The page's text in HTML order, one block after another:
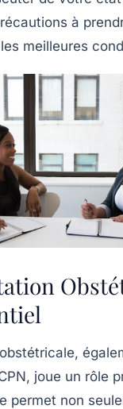
à
meilleures
,
, joue un rôle
permet non